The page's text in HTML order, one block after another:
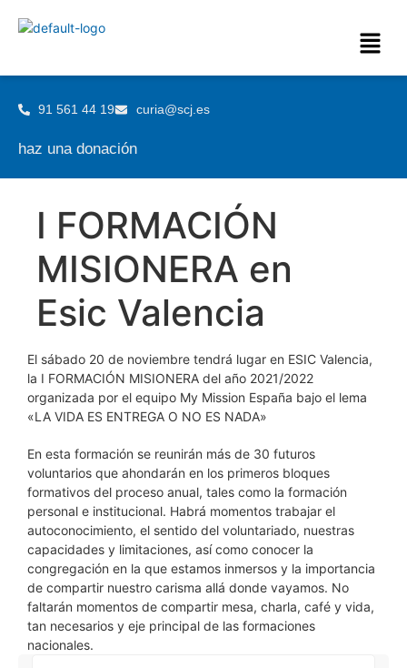
91 561 44 19 curia@scj.es
haz una donación
I FORMACIÓN
MISIONERA en
Esic Valencia
El sábado 20 de noviembre tendrá lugar en ESIC Valencia,
la I FORMACIÓN MISIONERA del año 2021/2022
organizada por el equipo My Mission España bajo el lema
«LA VIDA ES ENTREGA O NO ES NADA»
En esta formación se reunirán más de 30 futuros
voluntarios que ahondarán en los primeros bloques
formativos del proceso anual, tales como la formación
personal e institucional. Habrá momentos trabajar el
autoconocimiento, el sentido del voluntariado, nuestras
capacidades y limitaciones, así como conocer la
congregación en la que estamos inmersos y la importancia
de compartir nuestro carisma allá donde vayamos. No
faltarán momentos de compartir mesa, charla, café y vida,
tan necesarios y eje principal de las formaciones
nacionales.